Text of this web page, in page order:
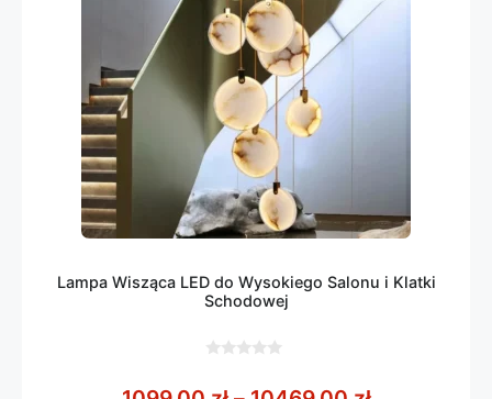
Lampa Wisząca LED do Wysokiego Salonu i Klatki
Schodowej